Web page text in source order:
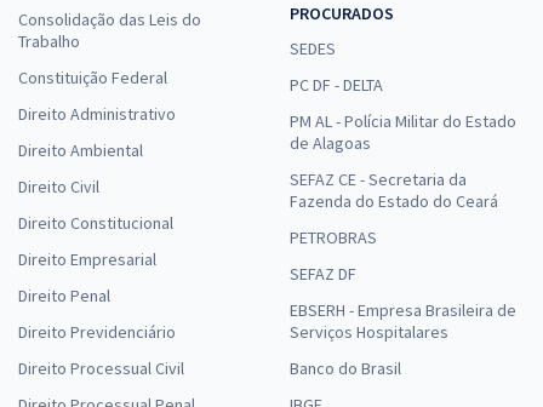
Consolidação das Leis do
Trabalho
Constituição Federal
Direito Administrativo
Direito Ambiental
Direito Civil
Direito Constitucional
Direito Empresarial
Direito Penal
Direito Previdenciário
Direito Processual Civil
PROCURADOS
SEDES
PC DF - DELTA
PM AL - Polícia Militar do Estado
de Alagoas
SEFAZ CE - Secretaria da
Fazenda do Estado do Ceará
PETROBRAS
SEFAZ DF
EBSERH - Empresa Brasileira de
Serviços Hospitalares
Banco do Brasil